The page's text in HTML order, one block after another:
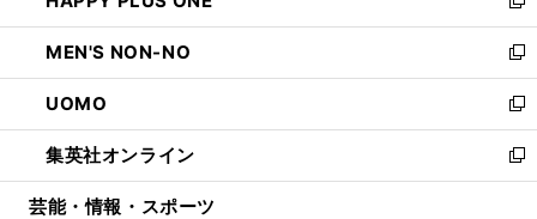
開
く
ウ
で
開
く
ン
ド
ウ
で
開
く
い
ウ
ィ
ン
ド
ウ
で
開
新
し
い
ウ
ィ
ン
ド
ウ
MEN'S NON-NO
新
し
い
ウ
ィ
ン
UOMO
新
し
い
ウ
集英社オンライン
新
し
芸能・情報・スポーツ